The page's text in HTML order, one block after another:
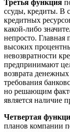
Третья функция
ссуды, кредиты. В
кредитных
какой-либо
непросто. Главная
высоких
невозвратности
предпринимают
возврата денежных
требования
но решающим
является наличие
Четвертая
планов компании